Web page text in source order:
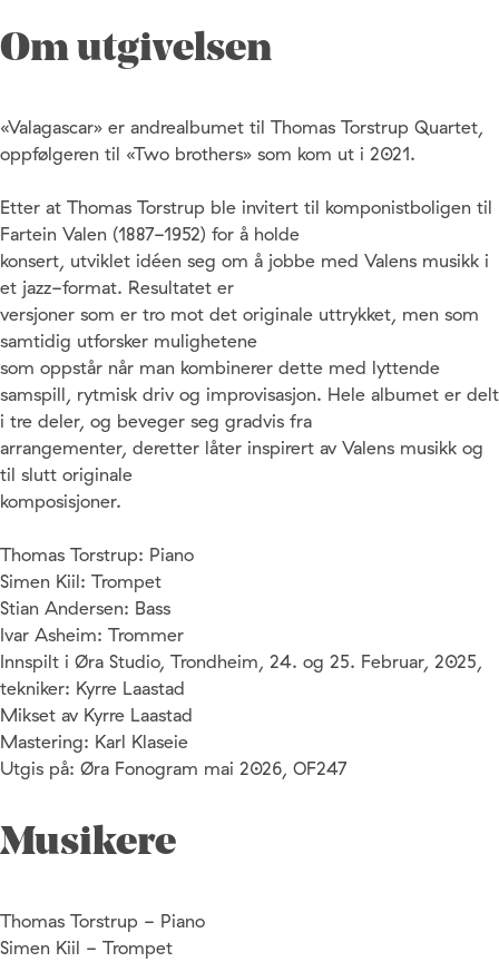
Om utgivelsen
«Valagascar» er andrealbumet til Thomas Torstrup Quartet,
oppfølgeren til «Two brothers» som kom ut i 2021.
Etter at Thomas Torstrup ble invitert til komponistboligen til
Fartein Valen (1887-1952) for å holde
konsert, utviklet idéen seg om å jobbe med Valens musikk i
et jazz-format. Resultatet er
versjoner som er tro mot det originale uttrykket, men som
samtidig utforsker mulighetene
som oppstår når man kombinerer dette med lyttende
samspill, rytmisk driv og improvisasjon. Hele albumet er delt
i tre deler, og beveger seg gradvis fra
arrangementer, deretter låter inspirert av Valens musikk og
til slutt originale
komposisjoner.
Thomas Torstrup: Piano
Simen Kiil: Trompet
Stian Andersen: Bass
Ivar Asheim: Trommer
Innspilt i Øra Studio, Trondheim, 24. og 25. Februar, 2025,
tekniker: Kyrre Laastad
Mikset av Kyrre Laastad
Mastering: Karl Klaseie
Utgis på: Øra Fonogram mai 2026, OF247
Musikere
Thomas Torstrup - Piano
Simen Kiil - Trompet